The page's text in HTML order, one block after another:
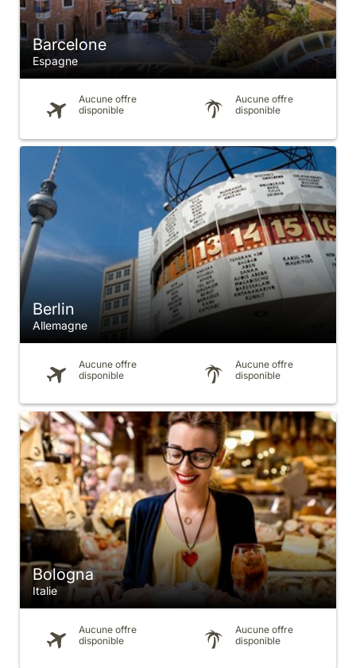
Barcelone
Espagne
Aucune offre
disponible
Aucune offre
disponible
Berlin
Allemagne
Aucune offre
disponible
Aucune offre
disponible
Bologna
Italie
Aucune offre
disponible
Aucune offre
disponible